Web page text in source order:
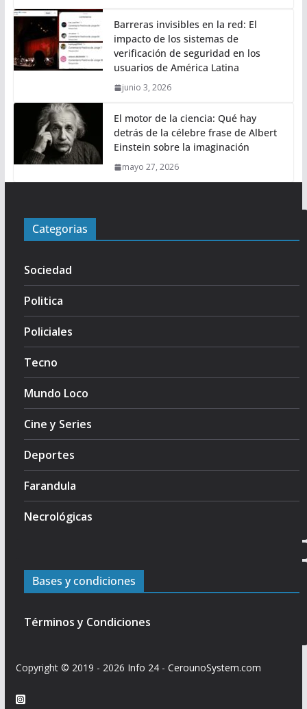
Barreras invisibles en la red: El
impacto de los sistemas de
verificación de seguridad en los
usuarios de América Latina
junio 3, 2026
El motor de la ciencia: Qué hay
detrás de la célebre frase de Albert
Einstein sobre la imaginación
mayo 27, 2026
Categorias
Sociedad
Politica
Policiales
Tecno
Mundo Loco
Cine y Series
Deportes
Farandula
Necrológicas
Bases y condiciones
Términos y Condiciones
Copyright © 2019 - 2026 Info 24- CerounoSystem.com